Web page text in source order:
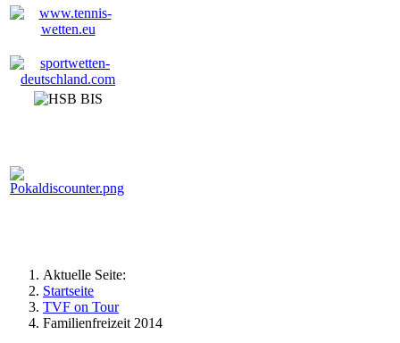
Aktuelle Seite:
Startseite
TVF on Tour
Familienfreizeit 2014